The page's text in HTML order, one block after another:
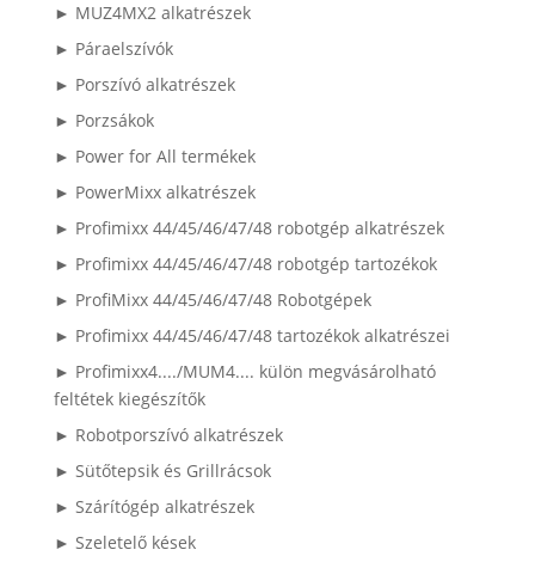
► MUZ4MX2 alkatrészek
► Páraelszívók
► Porszívó alkatrészek
► Porzsákok
► Power for All termékek
► PowerMixx alkatrészek
► Profimixx 44/45/46/47/48 robotgép alkatrészek
► Profimixx 44/45/46/47/48 robotgép tartozékok
► ProfiMixx 44/45/46/47/48 Robotgépek
► Profimixx 44/45/46/47/48 tartozékok alkatrészei
► Profimixx4..../MUM4.... külön megvásárolható
feltétek kiegészítők
► Robotporszívó alkatrészek
► Sütőtepsik és Grillrácsok
► Szárítógép alkatrészek
► Szeletelő kések